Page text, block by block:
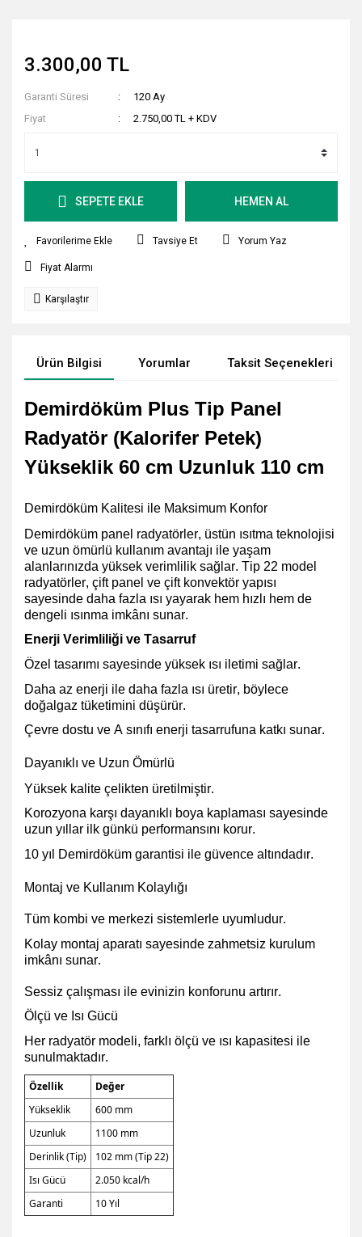
3.300,00 TL
Garanti Süresi
120 Ay
Fiyat
2.750,00 TL + KDV
SEPETE EKLE HEMEN AL
Tavsiye Et Yorum Yaz
Fiyat Alarmı
Karşılaştır
Ürün Bilgisi Yorumlar Taksit Seçenekleri
Demirdöküm Plus Tip Panel
Radyatör (Kalorifer Petek)
Yükseklik 60 cm Uzunluk 110 cm
Demirdöküm Kalitesi ile Maksimum Konfor
Demirdöküm panel radyatörler, üstün ısıtma teknolojisi
ve uzun ömürlü kullanım avantajı ile yaşam
alanlarınızda yüksek verimlilik sağlar. Tip 22 model
radyatörler, çift panel ve çift konvektör yapısı
sayesinde daha fazla ısı yayarak hem hızlı hem de
dengeli ısınma imkânı sunar.
Enerji Verimliliği ve Tasarruf
Özel tasarımı sayesinde yüksek ısı iletimi sağlar.
Daha az enerji ile daha fazla ısı üretir, böylece
doğalgaz tüketimini düşürür.
Çevre dostu ve A sınıfı enerji tasarrufuna katkı sunar.
Dayanıklı ve Uzun Ömürlü
Yüksek kalite çelikten üretilmiştir.
Korozyona karşı dayanıklı boya kaplaması sayesinde
uzun yıllar ilk günkü performansını korur.
10 yıl Demirdöküm garantisi ile güvence altındadır.
Montaj ve Kullanım Kolaylığı
Tüm kombi ve merkezi sistemlerle uyumludur.
Kolay montaj aparatı sayesinde zahmetsiz kurulum
imkânı sunar.
Sessiz çalışması ile evinizin konforunu artırır.
Ölçü ve Isı Gücü
Her radyatör modeli, farklı ölçü ve ısı kapasitesi ile
sunulmaktadır.
Özellik
Değer
Yükseklik
600 mm
Uzunluk
1100 mm
Derinlik (Tip)
102 mm (Tip 22)
Isı Gücü
2.050 kcal/h
Garanti
10 Yıl